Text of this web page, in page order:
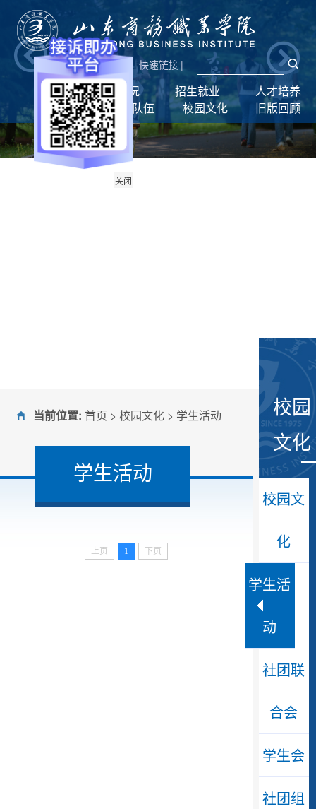
关闭
新闻网|统一门户 快速链接 |
首页 学校概况 招生就业
人才培养
学生工作
师资队伍 校园文化 旧版回顾
当前位置: 首页 > 校园文化 > 学生活动
学生活动
上页 1 下页
校园
文化
校园文
化
学生活
动
社团联
合会
学生会
社团组